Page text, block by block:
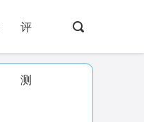
评
测